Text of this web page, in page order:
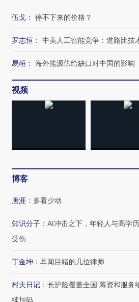
飞行员跨国走私7万
视线｜被称为“蟑螂”的印
育部长拱下台
广】走进第四届链博
让数智科技“链”接产
【特别呈现】寻找100种
伍戈 ： 停不下来的价格？
罗志恒 ： 中美人工智能竞争：道路比技
易峘 ： 海外能源供给缺口对中国的影响
视频
博客
唐涯 ： 多看少动
知识分子 ： AI冲击之下，年轻人与高学
受伤
丁金坤 ： 耳闻目睹的几位律师
村夫日记 ： 长护险覆盖全国 筹资和服务
续加码